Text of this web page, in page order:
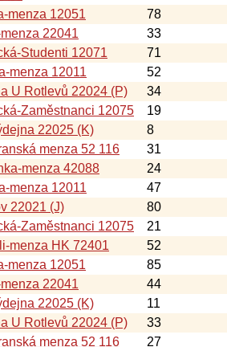
menza 12051 78
22041 33
Studenti 12071 71
menza 12011 52
U Rotlevů 22024 (P) 34
Zaměstnanci 12075 19
22025 (K) 8
menza 52 116 31
menza 42088 24
menza 12011 47
22021 (J) 80
Zaměstnanci 12075 21
menza HK 72401 52
menza 12051 85
22041 44
22025 (K) 11
U Rotlevů 22024 (P) 33
menza 52 116 27